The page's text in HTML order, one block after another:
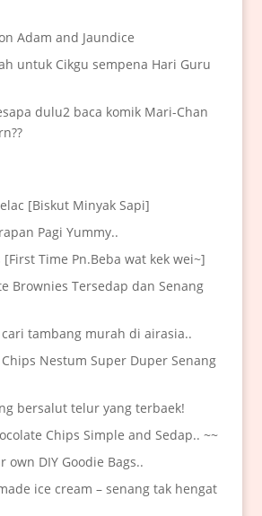
Adam and Jaundice
untuk Cikgu sempena Hari Guru
dulu2 baca komik Mari-Chan
[Biskut Minyak Sapi]
Pagi Yummy..
[First Time Pn.Beba wat kek wei~]
Brownies Tersedap dan Senang
tambang murah di airasia..
Nestum Super Duper Senang
bersalut telur yang terbaek!
Chips Simple and Sedap.. ~~
own DIY Goodie Bags..
ice cream – senang tak hengat